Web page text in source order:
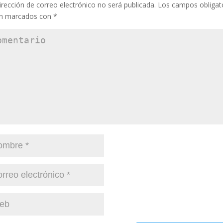
de correo electrónico no será publicada. Los campos
marcados con *